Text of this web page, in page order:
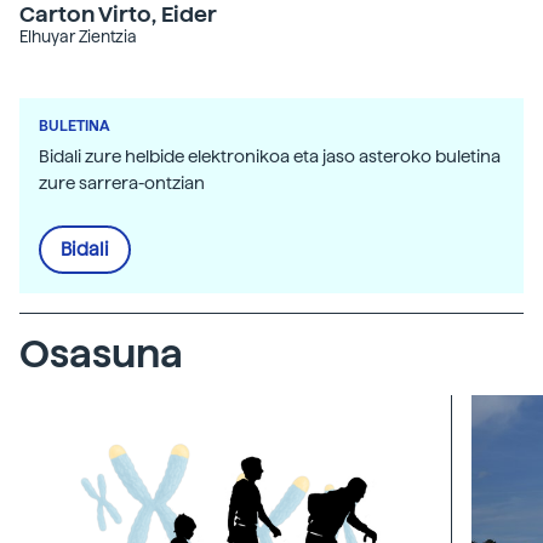
Carton Virto, Eider
Elhuyar Zientzia
BULETINA
Bidali zure helbide elektronikoa eta jaso asteroko buletina
zure sarrera-ontzian
Bidali
Osasuna